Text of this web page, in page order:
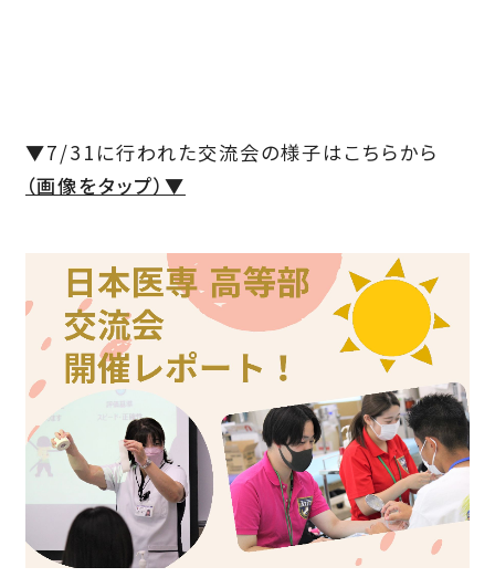
▼7/31に行われた交流会の様子はこちらから
（画像をタップ）▼